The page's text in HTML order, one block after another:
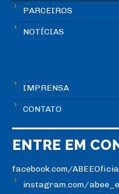
PARCEIROS
NOTÍCIAS
IMPRENSA
CONTATO
ENTRE EM
facebook.com/
instagram.com/